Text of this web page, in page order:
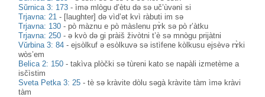
Sŭrnica 3: 173 -ìmə mlògu d’ètu də sə uč’ùvənì si
Trjavna: 21 - [laughter] də vìd’ət kvì ràbuti im sə
Trjavna: 130 -pò màznu e pò màslenu pɤ̀k sə pò r’àtku
Trjavna: 250 -ə kvò də gi pràiš živòtni t’è sə mnògu prijàtni
Vŭrbina 3: 84 -ejsòlkuf ə esòlkuvə sə istìfene kòlkusu ejsèvə rɤ̀ki
wòs’em
Belica 2: 150 -takìva plòčki sə tùreni kato se napàli izmetème a
isčìstim
Sveta Petka 3: 25 -tè sə kràvite dòlu səgà kràvite tàm ìmə kràvi
tàm